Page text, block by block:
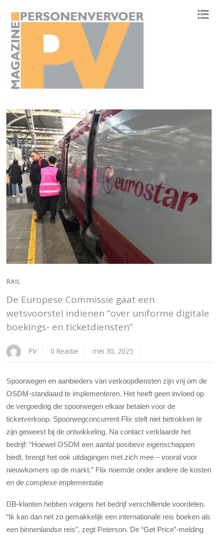
RAIL
De Europese Commissie gaat een
wetsvoorstel indienen “over uniforme digitale
boekings- en ticketdiensten”
PV 0 Reactie mei 30, 2025
Spoorwegen en aanbieders van verkoopdiensten zijn vrij om de
OSDM-standaard te implementeren. Het heeft geen invloed op
de vergoeding die spoorwegen elkaar betalen voor de
ticketverkoop. Spoorwegconcurrent Flix stelt niet betrokken te
zijn geweest bij de ontwikkeling. Na contact verklaarde het
bedrijf: “Hoewel OSDM een aantal positieve eigenschappen
biedt, brengt het ook uitdagingen met zich mee – vooral voor
nieuwkomers op de markt.” Flix noemde onder andere de kosten
en de complexe implementatie
DB-klanten hebben volgens het bedrijf verschillende voordelen.
“Ik kan dan net zo gemakkelijk een internationale reis boeken als
een binnenlandse reis”, zegt Peterson. De “Get Price”-melding